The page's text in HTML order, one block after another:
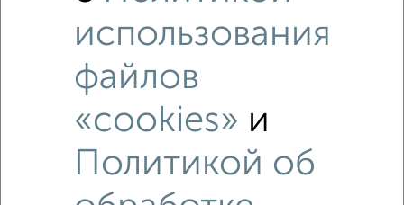
Рядом, с меньшей ценой
использования
файлов
«cookies» и
Политикой об